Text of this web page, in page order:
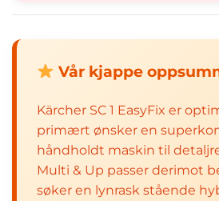
Vår kjappe
Kärcher SC 1 EasyFix er
primært ønsker en
håndholdt maskin til
Multi & Up passer derimot
søker en lynrask stående